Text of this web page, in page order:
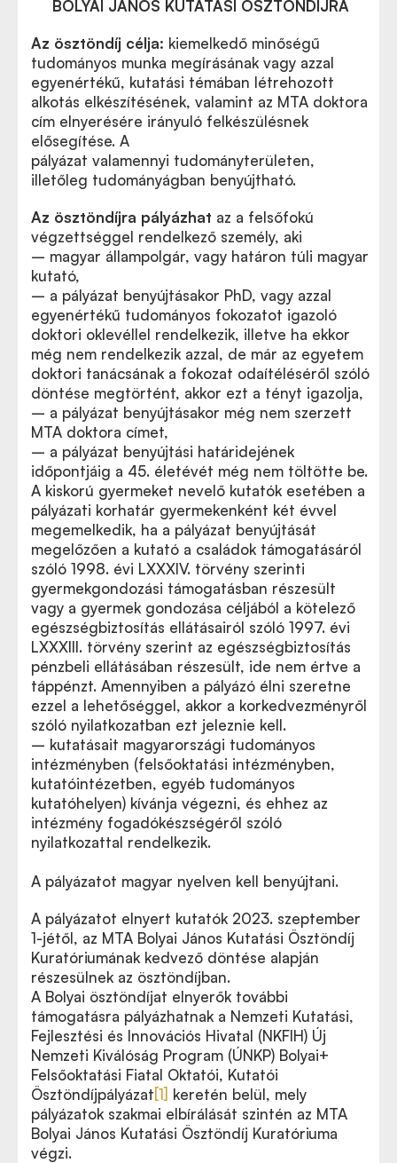
BOLYAI JÁNOS KUTATÁSI ÖSZTÖNDÍJRA
Az ösztöndíj célja: kiemelkedő minőségű
tudományos munka megírásának vagy azzal
egyenértékű, kutatási témában létrehozott
alkotás elkészítésének, valamint az MTA doktora
cím elnyerésére irányuló felkészülésnek
elősegítése. A
A teljes pályázati felhívás ide kattintva letölthető pdf
formátumban
pályázat valamennyi tudományterületen,
illetőleg tudományágban benyújtható.
Az ösztöndíjra pályázhat az a felsőfokú
végzettséggel rendelkező személy, aki
– magyar állampolgár, vagy határon túli magyar
kutató,
– a pályázat benyújtásakor PhD, vagy azzal
egyenértékű tudományos fokozatot igazoló
doktori oklevéllel rendelkezik, illetve ha ekkor
még nem rendelkezik azzal, de már az egyetem
doktori tanácsának a fokozat odaítéléséről szóló
döntése megtörtént, akkor ezt a tényt igazolja,
– a pályázat benyújtásakor még nem szerzett
MTA doktora címet,
– a pályázat benyújtási határidejének
időpontjáig a 45. életévét még nem töltötte be.
A kiskorú gyermeket nevelő kutatók esetében a
pályázati korhatár gyermekenként két évvel
megemelkedik, ha a pályázat benyújtását
megelőzően a kutató a családok támogatásáról
szóló 1998. évi LXXXIV. törvény szerinti
gyermekgondozási támogatásban részesült
vagy a gyermek gondozása céljából a kötelező
egészségbiztosítás ellátásairól szóló 1997. évi
LXXXIII. törvény szerint az egészségbiztosítás
pénzbeli ellátásában részesült, ide nem értve a
táppénzt. Amennyiben a pályázó élni szeretne
ezzel a lehetőséggel, akkor a korkedvezményről
szóló nyilatkozatban ezt jeleznie kell.
– kutatásait magyarországi tudományos
intézményben (felsőoktatási intézményben,
kutatóintézetben, egyéb tudományos
kutatóhelyen) kívánja végezni, és ehhez az
intézmény fogadókészségéről szóló
nyilatkozattal rendelkezik.
A pályázatot magyar nyelven kell benyújtani.
A pályázatot elnyert kutatók 2023. szeptember
1-jétől, az MTA Bolyai János Kutatási Ösztöndíj
Kuratóriumának kedvező döntése alapján
részesülnek az ösztöndíjban.
A Bolyai ösztöndíjat elnyerők további
támogatásra pályázhatnak a Nemzeti Kutatási,
Fejlesztési és Innovációs Hivatal (NKFIH) Új
Nemzeti Kiválóság Program (ÚNKP) Bolyai+
Felsőoktatási Fiatal Oktatói, Kutatói
Ösztöndíjpályázat[1] keretén belül, mely
pályázatok szakmai elbírálását szintén az MTA
Bolyai János Kutatási Ösztöndíj Kuratóriuma
végzi.